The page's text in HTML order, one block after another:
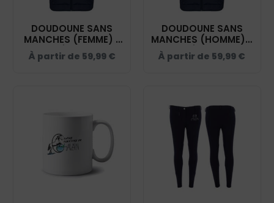
DOUDOUNE SANS
MANCHES (FEMME) -
CENTRE ÉQUESTRE DE
CHALAIN - NAVY -
À partir de 59,99 €
DOUDOUNE SANS
MANCHES (HOMME) -
CENTRE ÉQUESTRE DE
CHALAIN - NAVY -
À partir de 59,99 €